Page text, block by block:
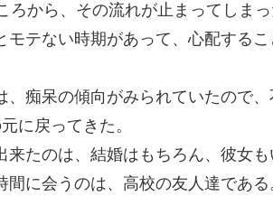
ろから、その流れが止まってしまっ
モテない時期があって、心配する
痴呆の傾向がみられていたので、
に戻ってきた。
来たのは、結婚はもちろん、彼女
に会うのは、高校の友人達である